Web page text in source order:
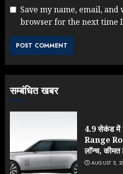
Save my name, email, and
browser for the next time
सम्बंधित खबर
4.9 सेकंड में
Range
लॉन्च, कीमत
AUGUST 5,